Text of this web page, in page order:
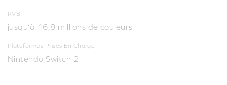
RVB
jusqu’à 16,8 millions de couleurs
Plateformes Prises En Charge
Nintendo Switch 2